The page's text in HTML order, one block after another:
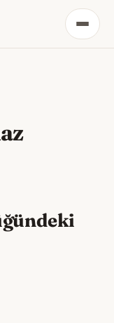
Menü